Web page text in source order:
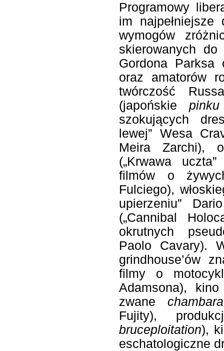
Programowy
im
wymogów
skierowanych do
Gordona Parksa
oraz amatorów
twórczość
(japońskie
szokujących
lewej” Wesa
Meira Zarchi),
(„Krwawa
filmów o
Fulciego),
upierzeniu”
(„Cannibal
okrutnych
Paolo Cavary).
grindhouse’ów
filmy o
Adamsona),
zwane chambara
Fujity),
bruceploitation),
eschatologiczne